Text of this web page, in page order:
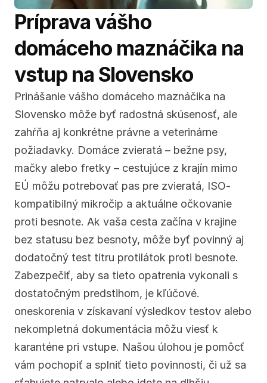
Príprava vášho
domáceho maznáčika na
vstup na Slovensko
Prinášanie vášho domáceho maznáčika na
Slovensko môže byť radostná skúsenosť, ale
zahŕňa aj konkrétne právne a veterinárne
požiadavky. Domáce zvieratá – bežne psy,
mačky alebo fretky – cestujúce z krajín mimo
EÚ môžu potrebovať pas pre zvieratá, ISO-
kompatibilný mikročip a aktuálne očkovanie
proti besnote. Ak vaša cesta začína v krajine
bez statusu bez besnoty, môže byť povinný aj
dodatočný test titru protilátok proti besnote.
Zabezpečiť, aby sa tieto opatrenia vykonali s
dostatočným predstihom, je kľúčové.
oneskorenia v získavaní výsledkov testov alebo
nekompletná dokumentácia môžu viesť k
karanténe pri vstupe. Našou úlohou je pomôcť
vám pochopiť a splniť tieto povinnosti, či už sa